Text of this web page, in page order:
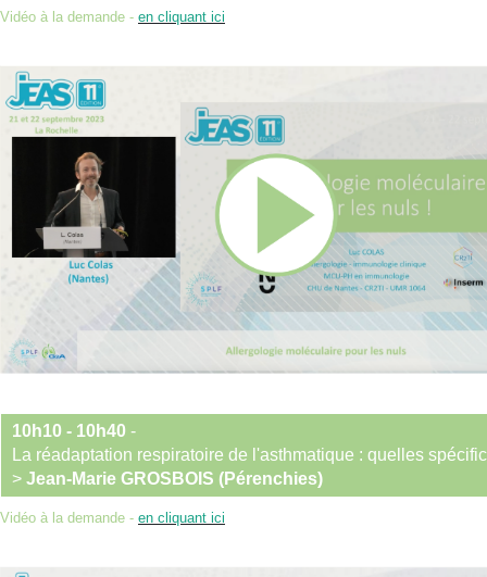
Vidéo à la demande - en cliquant ici
10h10 - 10h40 -
La réadaptation respiratoire de l'asthmatique : quelles
> Jean-Marie GROSBOIS (Pérenchies)
Vidéo à la demande - en cliquant ici